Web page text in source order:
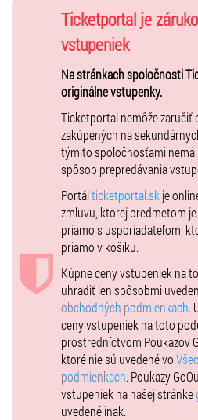
Ticketportal je
vstupeniek
Na stránkach spoločnosti
originálne vstupenky.
Ticketportal nemôže zaručiť
zakúpených na
týmito spoločnosťami nemá
spôsob prepredávania
Portálticketportal.sk je
zmluvu, ktorej predmetom
priamo s usporiadateľom,
priamo v košíku.
Kúpne ceny vstupeniek na
uhradiť len spôsobmi
obchodných podmienkach.
ceny vstupeniek na toto
prostredníctvom Poukazov
ktoré nie sú uvedené vo
podmienkach. Poukazy
vstupeniek na našej stránke
uvedené inak.